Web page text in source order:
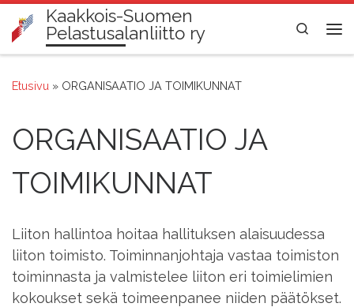
Skip to content
Kaakkois-Suomen
Pelastusalanliitto ry
Search
Etusivu » ORGANISAATIO JA TOIMIKUNNAT
ORGANISAATIO JA
TOIMIKUNNAT
Liiton hallintoa hoitaa hallituksen alaisuudessa
liiton toimisto. Toiminnanjohtaja vastaa toimiston
toiminnasta ja valmistelee liiton eri toimielimien
kokoukset sekä toimeenpanee niiden päätökset.